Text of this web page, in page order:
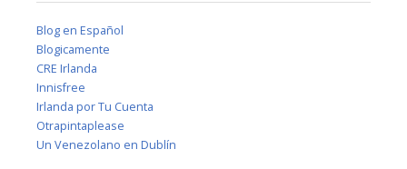
Blog en Español
Blogicamente
CRE Irlanda
Innisfree
Irlanda por Tu Cuenta
Otrapintaplease
Un Venezolano en Dublín